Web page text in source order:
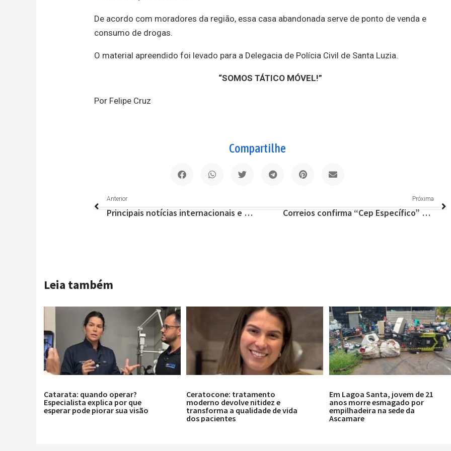
De acordo com moradores da região, essa casa abandonada serve de ponto de venda e
consumo de drogas.
O material apreendido foi levado para a Delegacia de Polícia Civil de Santa Luzia.
“SOMOS TÁTICO MÓVEL!”
Por Felipe Cruz
Compartilhe
Anterior
Anterior
Principais notícias internacionais e eventos históricos desta terça (24/11)
Próxima
Correios confirma “Cep Específico” para ruas de Lagoa Santa
Leia também
Catarata: quando operar?
Especialista explica por que
esperar pode piorar sua visão
Ceratocone: tratamento
moderno devolve nitidez e
transforma a qualidade de vida
dos pacientes
Em Lagoa Santa, jovem de 21
anos morre esmagado por
empilhadeira na sede da
Ascamare